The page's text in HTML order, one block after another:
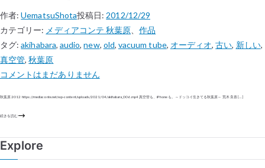
作者:UematsuShota投稿日: 2012/12/29
カテゴリー: メディアコンテ 秋葉原 、作品
タグ:akihabara, audio,new, old, vacuum tube, オーディオ,古い, 新しい,
真空管,秋葉原
コメントはまだありません
秋葉原 2012 https://mediaconte.net/wp-content/uploads/2021/04/akihabara_006.mp4 真空管も、iPhoneも。～ドッコイ生きてる秋葉原～ 荒木 良喜 […]
続きを読む
Explore